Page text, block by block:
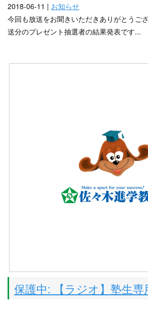
2018-06-11 | お知らせ
今回も放送をお聞きいただきありがとうご
送分のプレゼント抽選者の結果発表です...
保護中: 【ラジオ】塾生専